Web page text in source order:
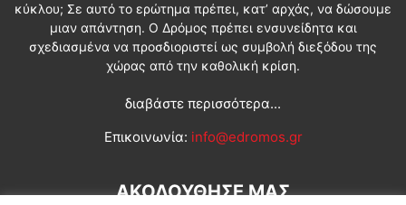
κύκλου; Σε αυτό το ερώτημα πρέπει, κατ’ αρχάς, να δώσουμε
μιαν απάντηση. Ο Δρόμος πρέπει ενσυνείδητα και
σχεδιασμένα να προσδιοριστεί ως συμβολή διεξόδου της
χώρας από την καθολική κρίση.
διαβάστε περισσότερα...
Επικοινωνία: info@edromos.gr
ΑΚΟΛΟΥΘΗΣΕ ΜΑΣ